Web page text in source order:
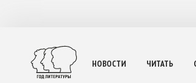
НОВОСТИ ЧИТАТЬ